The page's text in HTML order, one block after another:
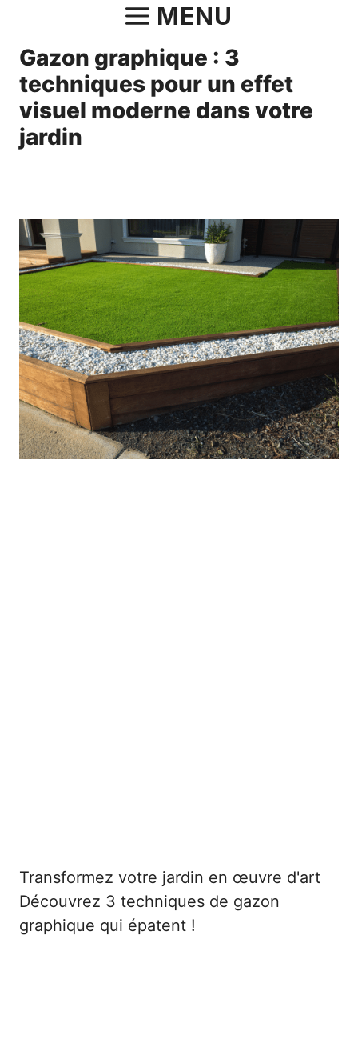
contenu
MENU
Gazon graphique : 3
techniques pour un effet
visuel moderne dans votre
jardin
Transformez votre jardin en œuvre d'art
Découvrez 3 techniques de gazon
graphique qui épatent !